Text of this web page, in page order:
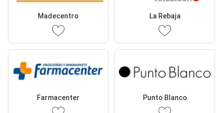
Madecentro La Rebaja
Farmacenter Punto Blanco